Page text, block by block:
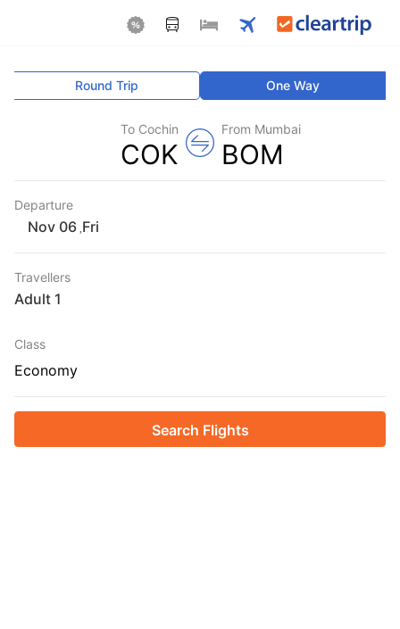
One Way
Round Trip
From Mumbai
BOM
To Cochin
COK
Departure
Fri
Travellers
1 Adult
Class
Economy